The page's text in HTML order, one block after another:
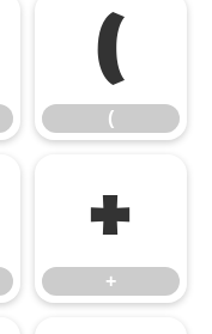
(
(
+
+